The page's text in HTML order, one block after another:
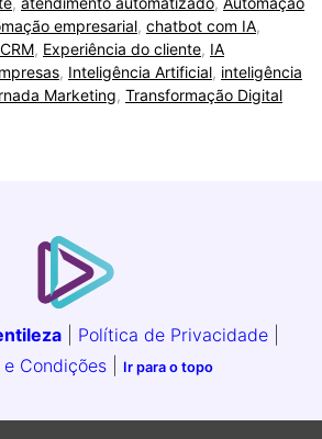
empresarial, chatbot com IA,
CRM, Experiência do cliente, IA
, Inteligência Artificial, inteligência
Marketing, Transformação Digital
Política de Privacidade
e Condições
Ir para o topo